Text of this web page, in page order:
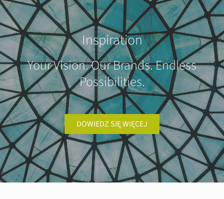
Inspiration
Your Vision. Our Brands. Endless
Possibilities.
DOWIEDZ SIĘ WIĘCEJ